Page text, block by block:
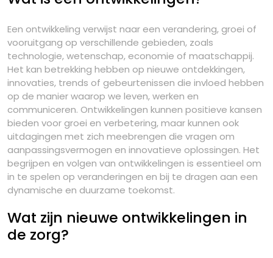
Een ontwikkeling verwijst naar een verandering, groei of
vooruitgang op verschillende gebieden, zoals
technologie, wetenschap, economie of maatschappij.
Het kan betrekking hebben op nieuwe ontdekkingen,
innovaties, trends of gebeurtenissen die invloed hebben
op de manier waarop we leven, werken en
communiceren. Ontwikkelingen kunnen positieve kansen
bieden voor groei en verbetering, maar kunnen ook
uitdagingen met zich meebrengen die vragen om
aanpassingsvermogen en innovatieve oplossingen. Het
begrijpen en volgen van ontwikkelingen is essentieel om
in te spelen op veranderingen en bij te dragen aan een
dynamische en duurzame toekomst.
Wat zijn nieuwe ontwikkelingen in
de zorg?